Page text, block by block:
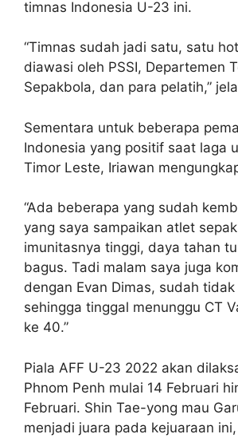
timnas Indonesia U-23 ini.
“Timnas sudah jadi satu, satu
diawasi oleh PSSI, Departemen
Sepakbola, dan para pelatih,”
Sementara untuk beberapa
Indonesia yang positif saat laga
Timor Leste, Iriawan
“Ada beberapa yang sudah
yang saya sampaikan atlet
imunitasnya tinggi, daya tahan
bagus. Tadi malam saya juga
dengan Evan Dimas, sudah
sehingga tinggal menunggu CT
ke 40.”
Piala AFF U-23 2022 akan
Phnom Penh mulai 14 Februari
Februari. Shin Tae-yong mau
menjadi juara pada kejuaraan